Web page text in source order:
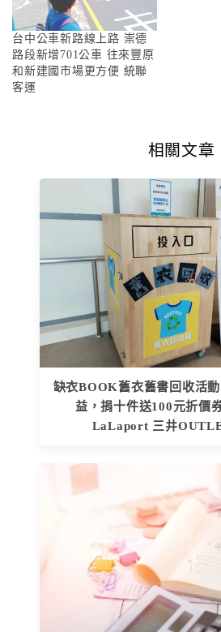
台中公車新路線上路 崇德
路段新增701公車 往來豐原
和新建國市場更方便 統聯
客運
相關文章
缺衣BOOK舊衣舊書回收活
益，捐十件送100元折價
LaLaport 三井